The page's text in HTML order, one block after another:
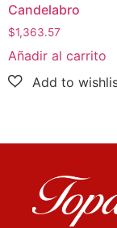
Candelabro
$1,363.57
Añadir al carrito